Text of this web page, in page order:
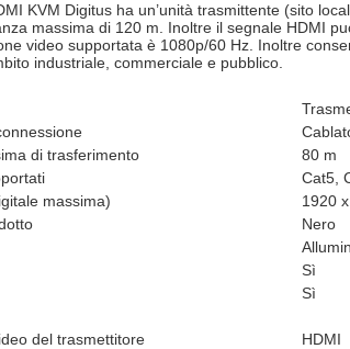
KVM Digitus ha un’unità trasmittente (sito
massima di 120 m. Inoltre il segnale HDMI
video supportata è 1080p/60 Hz. Inoltre
industriale, commerciale e pubblico.
di trasferimento
80 m
Cat5,
massima)
1920
Nero
Sì
Sì
del trasmettitore
HDMI